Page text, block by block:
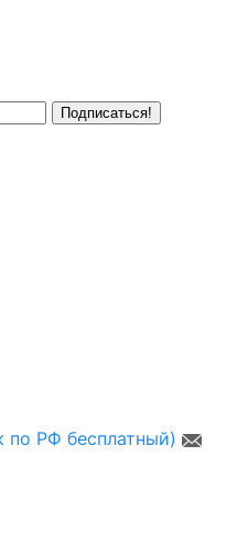
Подписаться!
по РФ бесплатный)